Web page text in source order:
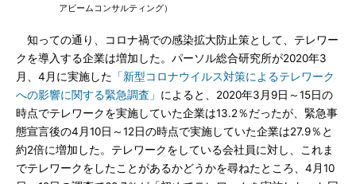
アビームコンサルティング）
知っての通り、コロナ禍での感染拡大防止策として、テレワー
クを導入する企業は増加した。パーソル総合研究所が2020年3
月、4月に実施した 「新型コロナウイルス対策によるテレワーク
への影響に関する緊急調査」 によると、2020年3月9日～15日の
時点でテレワークを実施していた企業は13.2％だったが、緊急事
態宣言後の4月10日～12日の時点で実施していた企業は27.9％と
約2倍に増加した。テレワークをしている会社員に対し、これま
でテレワークをしたことがあるかどうかを尋ねたところ、4月10